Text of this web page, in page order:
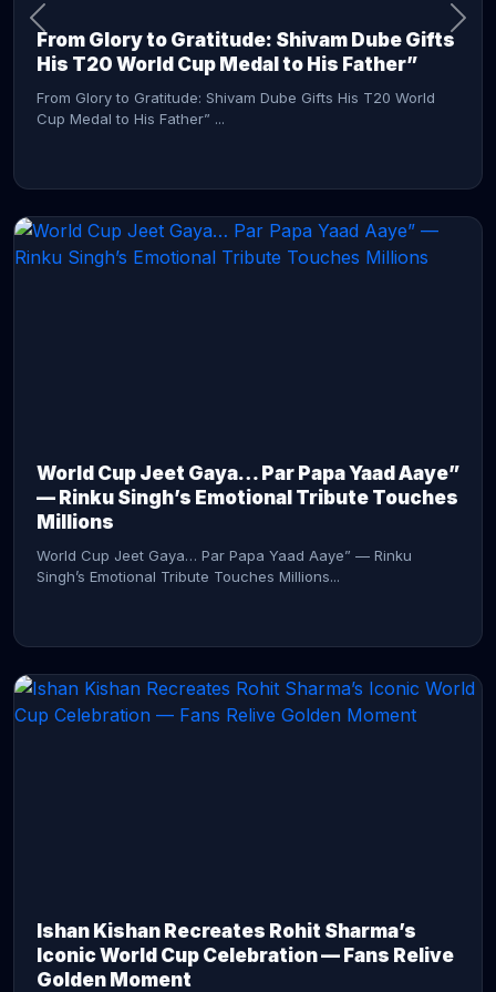
From Glory to Gratitude: Shivam Dube Gifts
His T20 World Cup Medal to His Father”
From Glory to Gratitude: Shivam Dube Gifts His T20 World
Cup Medal to His Father” ...
World Cup Jeet Gaya… Par Papa Yaad Aaye”
— Rinku Singh’s Emotional Tribute Touches
Millions
World Cup Jeet Gaya… Par Papa Yaad Aaye” — Rinku
Singh’s Emotional Tribute Touches Millions...
Ishan Kishan Recreates Rohit Sharma’s
Iconic World Cup Celebration — Fans Relive
Golden Moment